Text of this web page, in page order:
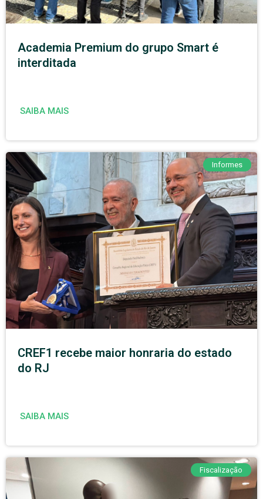
Academia Premium do grupo Smart é
interditada
SAIBA MAIS
Informes
CREF1 recebe maior honraria do estado
do RJ
SAIBA MAIS
Fiscalização